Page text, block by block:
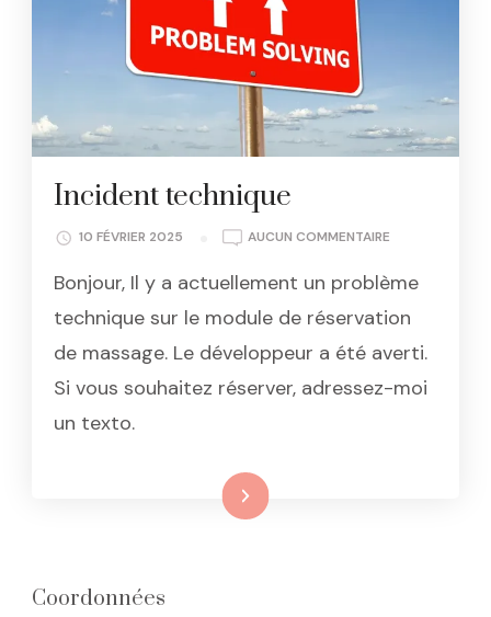
Incident technique
10 FÉVRIER 2025 AUCUN COMMENTAIRE
Bonjour, Il y a actuellement un problème
technique sur le module de réservation
de massage. Le développeur a été averti.
Si vous souhaitez réserver, adressez-moi
un texto.
Lire la suite
Coordonnées